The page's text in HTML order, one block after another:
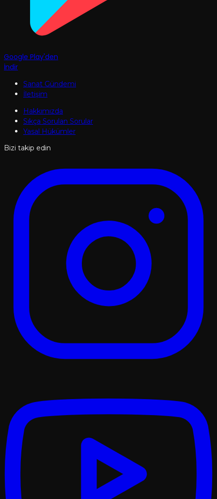
Google Play'den
İndir
Sanat Gündemi
İletişim
Hakkımızda
Sıkça Sorulan Sorular
Yasal Hükümler
Bizi takip edin